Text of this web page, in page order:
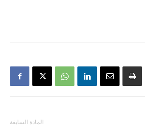
المادة السابقة